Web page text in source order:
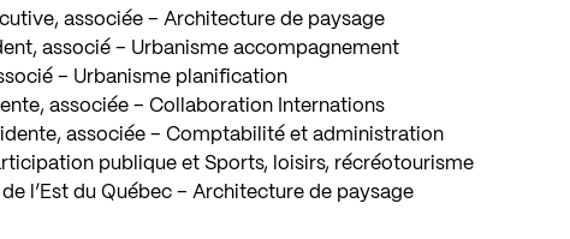
associée – Architecture de paysage
associé – Urbanisme accompagnement
– Urbanisme planification
associée – Collaboration Internations
associée – Comptabilité et administration
publique et Sports, loisirs, récréotourisme
l’Est du Québec – Architecture de paysage